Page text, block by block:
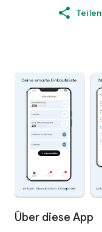
Teilen
Über diese App